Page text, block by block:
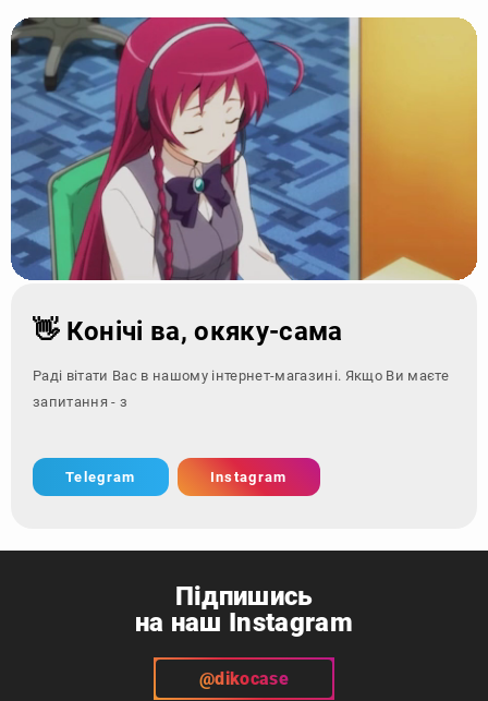
👋 Конічі ва, окяку-сама
Раді вітати Вас в нашому інтернет-магазині. Якщо Ви маєте
запитання - зверніться за
Telegram Instagram
Підпишись
на наш Instagram
@dikocase